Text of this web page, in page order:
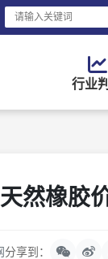
行业
然橡胶
分享到：